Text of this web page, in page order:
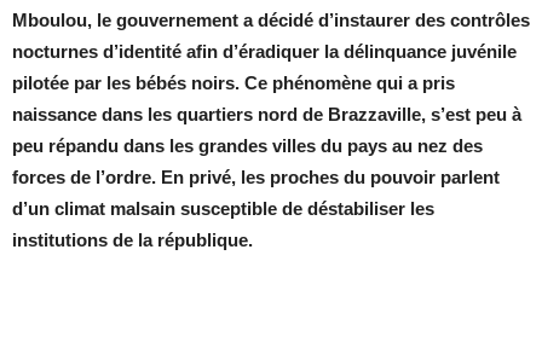
Mboulou, le gouvernement a décidé d’instaurer des contrôles
nocturnes d’identité afin d’éradiquer la délinquance juvénile
pilotée par les bébés noirs. Ce phénomène qui a pris
naissance dans les quartiers nord de Brazzaville, s’est peu à
peu répandu dans les grandes villes du pays au nez des
forces de l’ordre. En privé, les proches du pouvoir parlent
d’un climat malsain susceptible de déstabiliser les
institutions de la république.